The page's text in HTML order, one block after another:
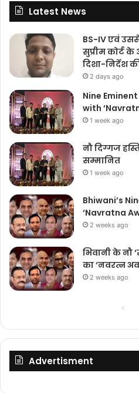
Latest News
BS-IV एवं
सुप्रीम कोर्ट
दिशा-निर्देश
2 days ago
Nine
with
1 week ago
नौ दिग्गज
सम्मानित
1 week ago
Bhiwani’s
‘Navratna
2 weeks ago
भिवानी के नौ
का ‘नवरत्न
2 weeks ago
Advertisment